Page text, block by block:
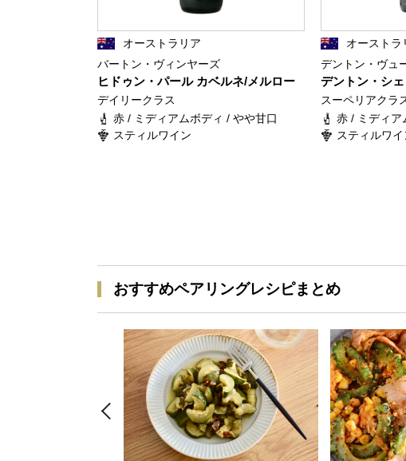
オーストラリア
バートン・ヴィンヤーズ
ヒドゥン・パール カベルネ/メルロー
デイリークラス
赤 / ミディアムボディ / やや甘口
スティルワイン
オーストラ
デントン・ヴュ
デントン・シ
スーペリアクラ
赤 / ミディア
スティルワイ
おすすめペアリングレシピまとめ